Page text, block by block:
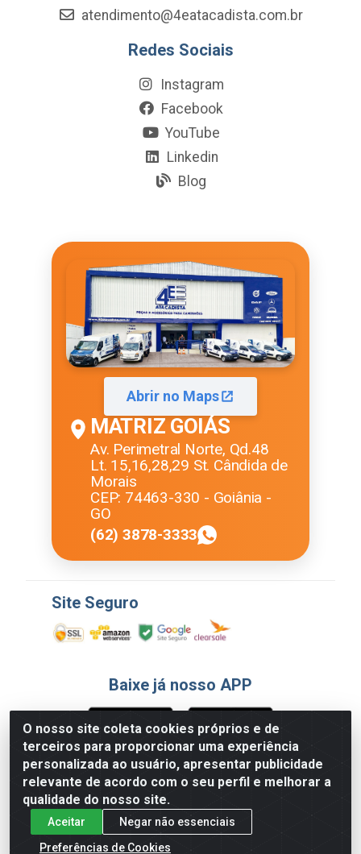
O nosso site coleta cookies próprios e de
terceiros para proporcionar uma experiência
personalizada ao usuário, apresentar publicidade
relevante de acordo com o seu perfil e melhorar a
qualidade do nosso site.
Aceitar
Negar não essenciais
Preferências de Cookies
atendimento@4eatacadista.com.br
Redes Sociais
Instagram
Facebook
YouTube
Linkedin
Blog
Abrir no Maps
MATRIZ GOIÁS
Av. Perimetral Norte, Qd.48
Lt. 15,16,28,29 St. Cândida de
Morais
CEP: 74463-330 - Goiânia -
GO
(62) 3878-3333
Site Seguro
Baixe já nosso APP
Formas de Pagamento